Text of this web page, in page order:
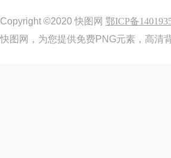
Copyright ©2020 快图网 鄂ICP备
快图网，为您提供免费PNG元素，高清